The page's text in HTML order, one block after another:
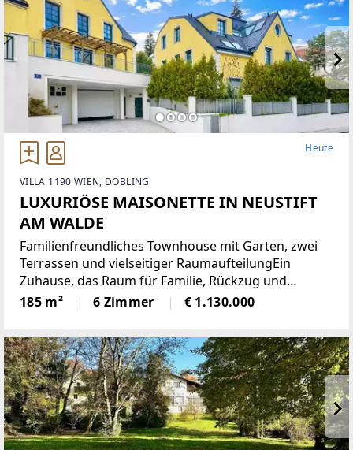
Heute
VILLA 1190 WIEN, DÖBLING
LUXURIÖSE MAISONETTE IN NEUSTIFT
AM WALDE
Familienfreundliches Townhouse mit Garten, zwei
Terrassen und vielseitiger RaumaufteilungEin
Zuhause, das Raum für Familie, Rückzug und
gemeinsames Leben schafft: Dieses grosszügige
Townhouse mit rund 185 m² Wohnfläche überzeugt
185 m² 6 Zimmer € 1.130.000